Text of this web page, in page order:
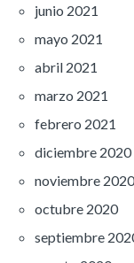
junio 2021
mayo 2021
abril 2021
marzo 2021
febrero 2021
diciembre 2020
noviembre 2020
octubre 2020
septiembre